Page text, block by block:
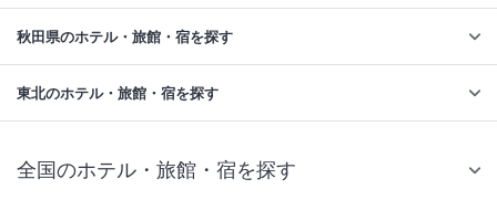
秋田県のホテル・旅館・宿を探す
東北のホテル・旅館・宿を探す
全国のホテル・旅館・宿を探す